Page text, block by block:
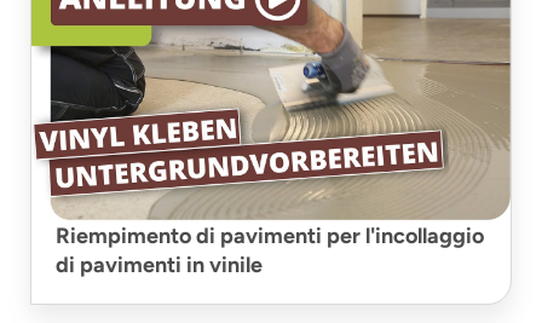
Riempimento di pavimenti per l'incollaggio
di pavimenti in vinile